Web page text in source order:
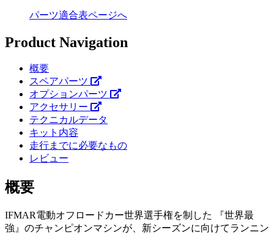
パーツ適合表ページへ
Product Navigation
概要
スペアパーツ
オプションパーツ
アクセサリー
テクニカルデータ
キット内容
走行までに必要なもの
レビュー
概要
IFMAR電動オフロードカー世界選手権を制した 『世界最
強』のチャンピオンマシンが、新シーズンに向けてランニン